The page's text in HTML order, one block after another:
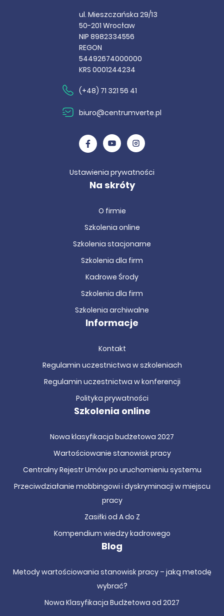
ul. Mieszczańska 29/13
50-201 Wrocław
NIP 8982334556
REGON
54492674000000
KRS 0001244234
(+48) 71 321 56 41
biuro@centrumverte.pl
Ustawienia prywatności
Na skróty
O firmie
Szkolenia online
Szkolenia stacjonarne
Szkolenia dla firm
Kadrowe Środy
Szkolenia dla firm
Szkolenia archiwalne
Informacje
Kontakt
Regulamin uczestnictwa w szkoleniach
Regulamin uczestnictwa w konferencji
Polityka prywatności
Szkolenia online
Nowa klasyfikacja budżetowa 2027
Wartościowanie stanowisk pracy
Centralny Rejestr Umów po uruchomieniu systemu
Przeciwdziałanie mobbingowi i dyskryminacji w miejscu
pracy
Zasiłki od A do Z
Kompendium wiedzy kadrowego
Blog
Metody wartościowania stanowisk pracy – jaką metodę
wybrać?
Nowa Klasyfikacja Budżetowa od 2027